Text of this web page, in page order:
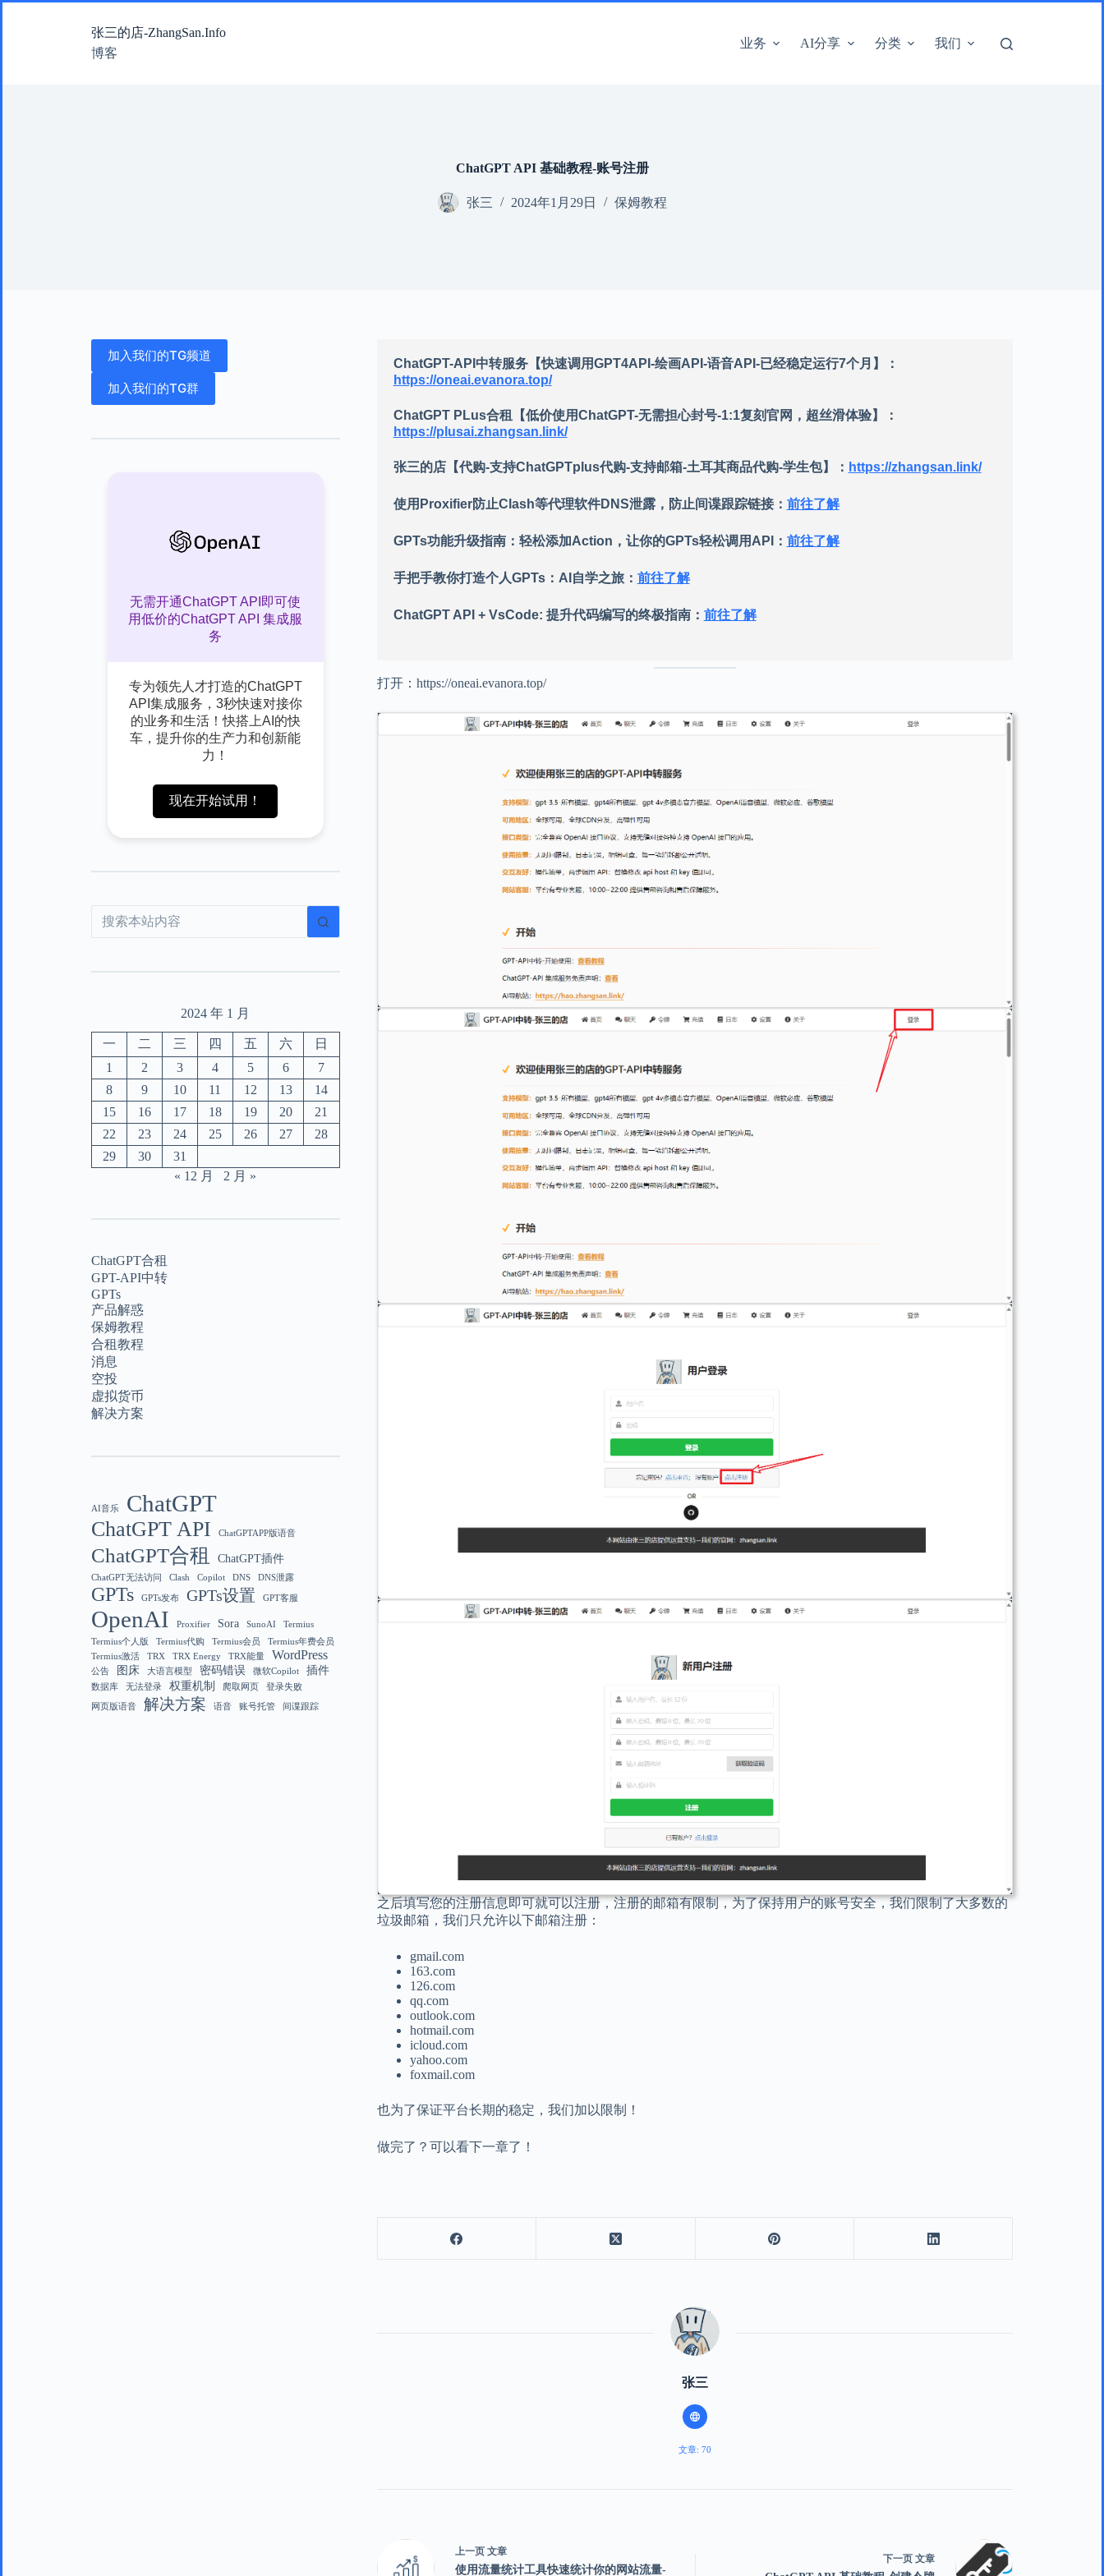
张三的店-ZhangSan.Info
博客
业务 AI分享 分类 我们
ChatGPT API 基础教程-账号注册
张三 2024年1月29日 保姆教程
ChatGPT-API中转服务【快速调用GPT4API-绘画API-语音API-已经稳定运行7个月】：
https://oneai.evanora.top/
ChatGPT PLus合租【低价使用ChatGPT-无需担心封号-1:1复刻官网，超丝滑体验】：
https://plusai.zhangsan.link/
张三的店【代购-支持ChatGPTplus代购-支持邮箱-土耳其商品代购-学生包】： https://zhangsan.link/
使用Proxifier防止Clash等代理软件DNS泄露，防止间谍跟踪链接： 前往了解
GPTs功能升级指南：轻松添加Action，让你的GPTs轻松调用API： 前往了解
手把手教你打造个人GPTs：AI自学之旅： 前往了解
ChatGPT API + VsCode: 提升代码编写的终极指南： 前往了解
打开：https://oneai.evanora.top/
之后填写您的注册信息即可就可以注册，注册的邮箱有限制，为了保持用户的账号安全，我们限制了大多数的
垃圾邮箱，我们只允许以下邮箱注册：
gmail.com
163.com
126.com
qq.com
outlook.com
hotmail.com
icloud.com
yahoo.com
foxmail.com
也为了保证平台长期的稳定，我们加以限制！
做完了？可以看下一章了！
张三
文章: 70
上一页 文章
使用流量统计工具快速统计你的网站流量-
下一页文章
加入我们的TG频道
加入我们的TG群
无需开通ChatGPT API即可使
用低价的ChatGPT API 集成服
务
专为领先人才打造的ChatGPT
API集成服务，3秒快速对接你
的业务和生活！快搭上AI的快
车，提升你的生产力和创新能
力！
现在开始试用！
2024 年 1 月
一 二 三 四 五 六
日
1
2 3 4 5 6
7
8
9 10 11 12 13
14
15
16 17 18 19 20
21
22
23 24 25 26 27
28
29
30
31
« 12 月
2 月 »
ChatGPT合租
GPT-API中转
GPTs
产品解惑
保姆教程
合租教程
消息
空投
虚拟货币
解决方案
AI音乐 ChatGPT
ChatGPT API ChatGPTAPP版语音
ChatGPT合租 ChatGPT插件
ChatGPT无法访问 Clash Copilot DNS DNS泄露
GPTs GPTs发布 GPTs设置 GPT客服
OpenAI Proxifier Sora SunoAI
Termius
Termius个人版
Termius代购 Termius会员
Termius年费会员
Termius激活
TRX TRX Energy TRX能量 WordPress
公告 图床 大语言模型 密码错误 微软Copilot 插件
数据库 无法登录 权重机制 爬取网页 登录失败
网页版语音 解决方案 语音 账号托管 间谍跟踪